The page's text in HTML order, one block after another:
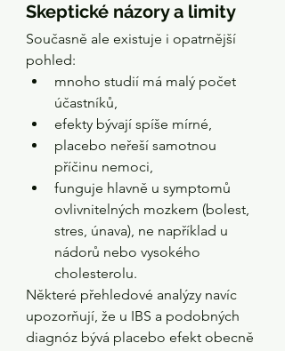
Skeptické názory a limity
Současně ale existuje i opatrnější
pohled:
mnoho studií má malý počet
účastníků,
efekty bývají spíše mírné,
placebo neřeší samotnou
příčinu nemoci,
funguje hlavně u symptomů
ovlivnitelných mozkem (bolest,
stres, únava), ne například u
nádorů nebo vysokého
cholesterolu.
Některé přehledové analýzy navíc
upozorňují, že u IBS a podobných
diagnóz bývá placebo efekt obecně